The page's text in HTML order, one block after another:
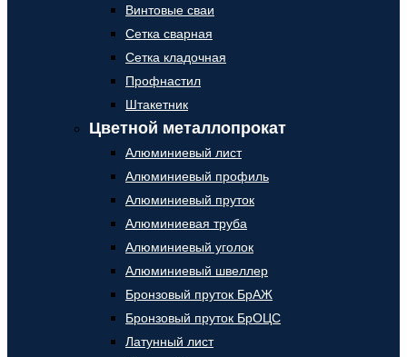
Винтовые сваи
Сетка сварная
Сетка кладочная
Профнастил
Штакетник
Цветной металлопрокат
Алюминиевый лист
Алюминиевый профиль
Алюминиевый пруток
Алюминиевая труба
Алюминиевый уголок
Алюминиевый швеллер
Бронзовый пруток БрАЖ
Бронзовый пруток БрОЦС
Латунный лист